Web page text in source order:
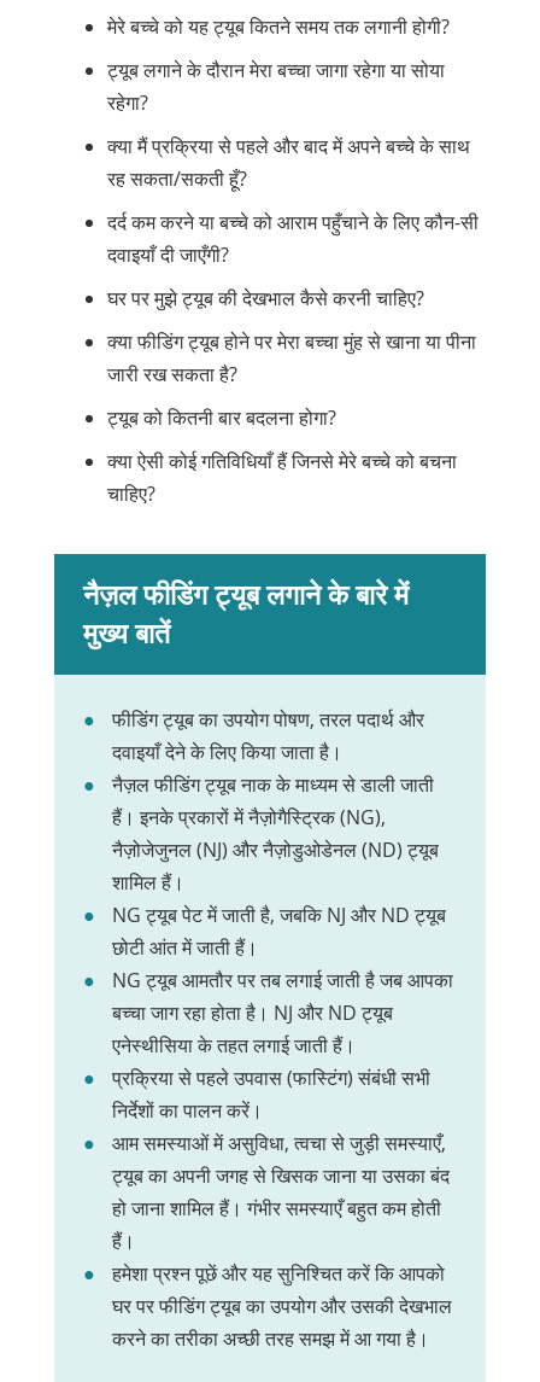
मेरे बच्चे को यह ट्यूब कितने समय तक लगानी होगी?
ट्यूब लगाने के दौरान मेरा बच्चा जागा रहेगा या सोया
रहेगा?
क्या मैं प्रक्रिया से पहले और बाद में अपने बच्चे के साथ
रह सकता/सकती हूँ?
दर्द कम करने या बच्चे को आराम पहुँचाने के लिए कौन-सी
दवाइयाँ दी जाएँगी?
घर पर मुझे ट्यूब की देखभाल कैसे करनी चाहिए?
क्या फीडिंग ट्यूब होने पर मेरा बच्चा मुंह से खाना या पीना
जारी रख सकता है?
ट्यूब को कितनी बार बदलना होगा?
क्या ऐसी कोई गतिविधियाँ हैं जिनसे मेरे बच्चे को बचना
चाहिए?
नैज़ल फीडिंग ट्यूब लगाने के बारे में
मुख्य बातें
फीडिंग ट्यूब का उपयोग पोषण, तरल पदार्थ और
दवाइयाँ देने के लिए किया जाता है।
नैज़ल फीडिंग ट्यूब नाक के माध्यम से डाली जाती
हैं। इनके प्रकारों में नैज़ोगैस्ट्रिक (NG),
नैज़ोजेजुनल (NJ) और नैज़ोडुओडेनल (ND) ट्यूब
शामिल हैं।
NG ट्यूब पेट में जाती है, जबकि NJ और ND ट्यूब
छोटी आंत में जाती हैं।
NG ट्यूब आमतौर पर तब लगाई जाती है जब आपका
बच्चा जाग रहा होता है। NJ और ND ट्यूब
एनेस्थीसिया के तहत लगाई जाती हैं।
प्रक्रिया से पहले उपवास (फास्टिंग) संबंधी सभी
निर्देशों का पालन करें।
आम समस्याओं में असुविधा, त्वचा से जुड़ी समस्याएँ,
ट्यूब का अपनी जगह से खिसक जाना या उसका बंद
हो जाना शामिल हैं। गंभीर समस्याएँ बहुत कम होती
हैं।
हमेशा प्रश्न पूछें और यह सुनिश्चित करें कि आपको
घर पर फीडिंग ट्यूब का उपयोग और उसकी देखभाल
करने का तरीका अच्छी तरह समझ में आ गया है।